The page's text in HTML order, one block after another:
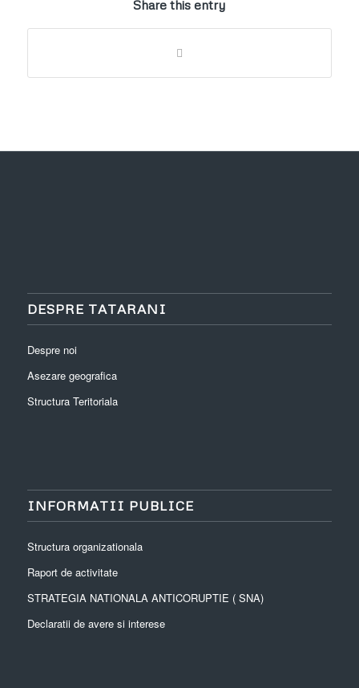
Share this entry
DESPRE TATARANI
Despre noi
Asezare geografica
Structura Teritoriala
INFORMATII PUBLICE
Structura organizationala
Raport de activitate
STRATEGIA NATIONALA ANTICORUPTIE ( SNA)
Declaratii de avere si interese